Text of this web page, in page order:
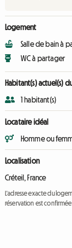
Logement
Salle de bain à
WC à partager
Habitant(s) actuel(s)
1 habitant(s)
Locataire idéal
Homme ou
Localisation
Créteil, France
L'adresse exacte du
réservation est